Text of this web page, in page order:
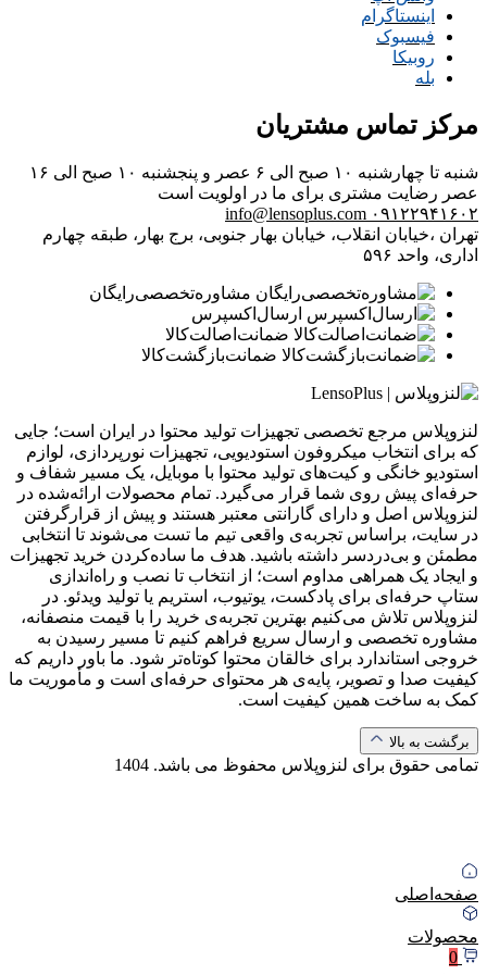
اینستاگرام
فیسبوک
روبیکا
بله
مرکز تماس مشتریان
شنبه تا چهارشنبه ۱۰ صبح الی ۶ عصر و پنجشنبه ۱۰ صبح الی ۱۶
عصر رضایت مشتری برای ما در اولویت است
۰۹۱۲۲۹۴۱۶۰۲ info@lensoplus.com
تهران ،خیابان انقلاب، خیابان بهار جنوبی، برج بهار، طبقه چهارم
اداری، واحد ۵۹۶
مشاوره‌تخصصی‌رایگان
ارسال‌اکسپرس
ضمانت‌اصالت‌کالا
ضمانت‌بازگشت‌کالا
لنزوپلاس مرجع تخصصی تجهیزات تولید محتوا در ایران است؛ جایی
که برای انتخاب میکروفون استودیویی، تجهیزات نورپردازی، لوازم
استودیو خانگی و کیت‌های تولید محتوا با موبایل، یک مسیر شفاف و
حرفه‌ای پیش روی شما قرار می‌گیرد. تمام محصولات ارائه‌شده در
لنزوپلاس اصل و دارای گارانتی معتبر هستند و پیش از قرارگرفتن
در سایت، براساس تجربه‌ی واقعی تیم ما تست می‌شوند تا انتخابی
مطمئن و بی‌دردسر داشته باشید. هدف ما ساده‌کردن خرید تجهیزات
و ایجاد یک همراهی مداوم است؛ از انتخاب تا نصب و راه‌اندازی
ستاپ حرفه‌ای برای پادکست، یوتیوب، استریم یا تولید ویدئو. در
لنزوپلاس تلاش می‌کنیم بهترین تجربه‌ی خرید را با قیمت منصفانه،
مشاوره تخصصی و ارسال سریع فراهم کنیم تا مسیر رسیدن به
خروجی استاندارد برای خالقان محتوا کوتاه‌تر شود. ما باور داریم که
کیفیت صدا و تصویر، پایه‌ی هر محتوای حرفه‌ای است و مأموریت ما
کمک به ساخت همین کیفیت است.
برگشت به بالا
تمامی حقوق برای لنزوپلاس محفوظ می باشد. 1404
صفحه‌اصلی
محصولات
0